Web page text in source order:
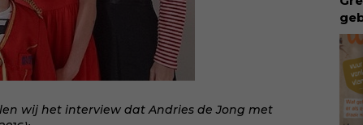
wij het interview dat Andries de Jong met
via: